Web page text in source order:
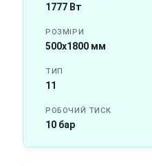
1777 Вт
РОЗМІРИ
500х1800 мм
ТИП
11
РОБОЧИЙ ТИСК
10 бар